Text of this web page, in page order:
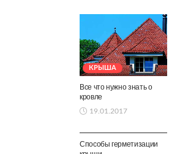
КРЫША
Все что нужно знать о
кровле
19.01.2017
Способы герметизации